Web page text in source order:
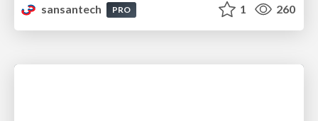
sansantech
PRO 1 260